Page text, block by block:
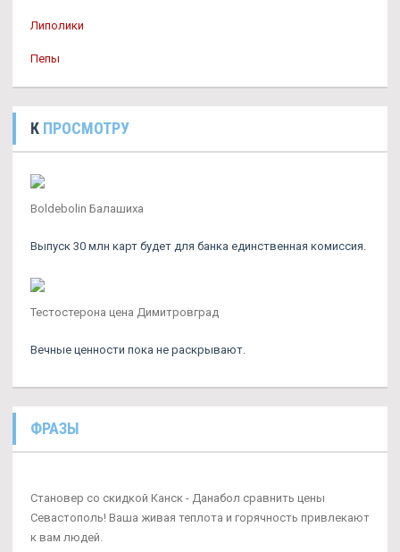
Липолики
Пепы
К ПРОСМОТРУ
Boldebolin Балашиха
Выпуск 30 млн карт будет для банка единственная комиссия.
Тестостерона цена Димитровград
Вечные ценности пока не раскрывают.
ФРАЗЫ
Становер со скидкой Канск - Данабол сравнить цены
Севастополь! Ваша живая теплота и горячность привлекают
к вам людей.